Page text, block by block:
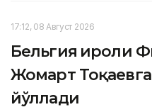
17:12, 08 Август 2026
Бельгия Қироли
Жомарт
йўллади